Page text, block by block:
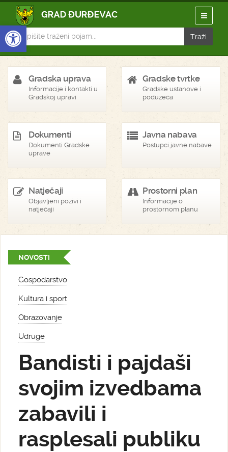
Open toolbar
Gradska uprava
Informacije i kontakti u
Gradskoj upravi
Gradske tvrtke
Gradske ustanove i
poduzeća
Dokumenti
Dokumenti Gradske
uprave
Javna nabava
Postupci javne nabave
Natječaji
Objavljeni pozivi i
natječaji
Prostorni plan
Informacije o
prostornom planu
NOVOSTI
Gospodarstvo
Kultura i sport
Obrazovanje
Udruge
Bandisti i pajdaši
svojim izvedbama
zabavili i
rasplesali publiku